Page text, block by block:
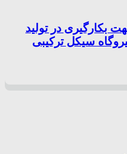
بکارگیری در تولید
سیکل ترکیبی